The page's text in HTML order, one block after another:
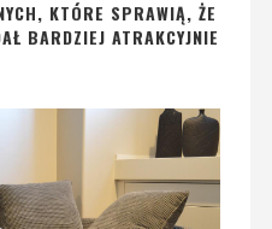
KTÓRE SPRAWIĄ, ŻE
BARDZIEJ ATRAKCYJNIE